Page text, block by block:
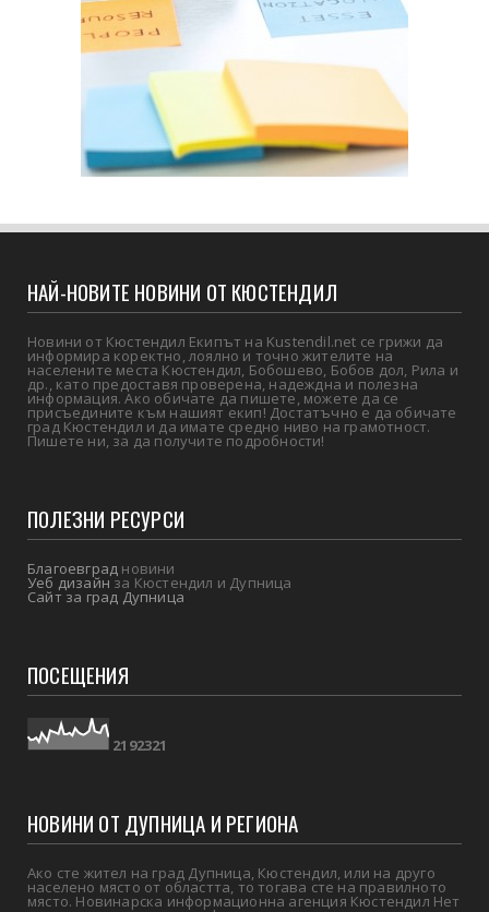
НАЙ-НОВИТЕ НОВИНИ ОТ КЮСТЕНДИЛ
Новини от Кюстендил Екипът на Kustendil.net се грижи да
информира коректно, лоялно и точно жителите на
населените места Кюстендил, Бобошево, Бобов дол, Рила и
др., като предоставя проверена, надеждна и полезна
информация. Ако обичате да пишете, можете да се
присъедините към нашият екип! Достатъчно е да обичате
град Кюстендил и да имате средно ниво на грамотност.
Пишете ни, за да получите подробности!
ПОЛЕЗНИ РЕСУРСИ
Благоевград новини
Уеб дизайнза Кюстендил и Дупница
Сайт за град Дупница
ПОСЕЩЕНИЯ
21 92321
НОВИНИ ОТ ДУПНИЦА И РЕГИОНА
Ако сте жител на град Дупница, Кюстендил, или на друго
населено място от областта, то тогава сте на правилното
място. Новинарска информационна агенция Кюстендил Нет